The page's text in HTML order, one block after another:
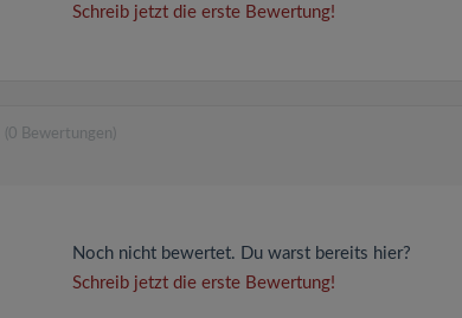
Schreib jetzt die erste Bewertung!
(0 Bewertungen)
Noch nicht bewertet. Du warst bereits hier?
Schreib jetzt die erste Bewertung!